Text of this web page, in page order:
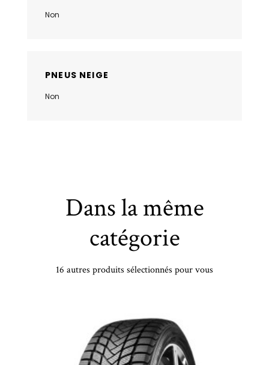
Non
PNEUS NEIGE
Non
Dans la même
catégorie
16 autres produits sélectionnés pour vous